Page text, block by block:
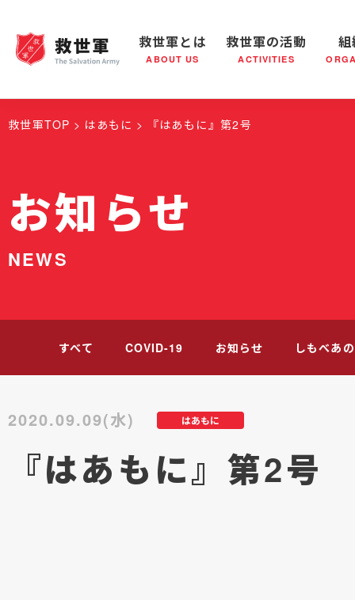
救世軍とは
ABOUT US
救世軍とは 世界が抱えている社会問題 救世軍
救世軍の活動
ACTIVITIES
救世軍の活動 社会鍋
組織概要
救世軍TOP はあもに 『はあもに』第2号
お知らせ
NEWS
すべて COVID-19 お知らせ しもべあ
はあもに
2020.09.09(水)
『はあもに』第2号